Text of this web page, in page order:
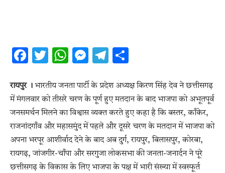
Facebook
Twitter
WhatsApp
Messenger
Telegram
रायपुर । भारतीय जनता पार्टी के प्रदेश अध्यक्ष किरण सिंह देव ने छत्तीसगढ़
में मंगलवार को तीसरे चरण के पूर्ण हुए मतदान के बाद भाजपा को अभूतपूर्व
जनसमर्थन मिलने का विश्वास व्यक्त करते हुए कहा है कि बस्तर, काँकेर,
राजनांदगाँव और महासमुंद में पहले और दूसरे चरण के मतदान में भाजपा को
अपना भरपूर आशीर्वाद देने के बाद अब दुर्ग, रायपुर, बिलासपुर, कोरबा,
रायगढ़, जांजगीर-चाँपा और सरगुजा लोकसभा की जनता-जनार्दन ने पूरे
छत्तीसगढ़ के विकास के लिए भाजपा के पक्ष में भारी संख्या में स्वस्फूर्त